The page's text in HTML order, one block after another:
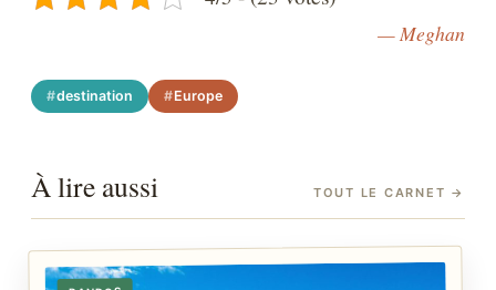
— Meghan
destination Europe
À lire aussi TOUT LE CARNET →